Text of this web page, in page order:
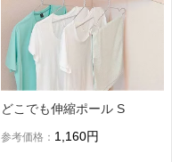
どこでも伸縮ポール S
参考価格： 1,160円